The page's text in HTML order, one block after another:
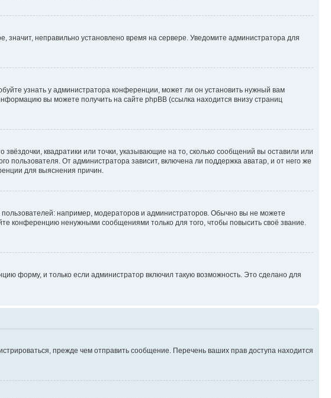
значит, неправильно установлено время на сервере. Уведомите администратора для
узнать у администратора конференции, может ли он установить нужный вам
вы можете получить на сайте phpBB (ссылка находится внизу страниц
квадратики или точки, указывающие на то, сколько сообщений вы оставили или
пользователя. От администратора зависит, включена ли поддержка аватар, и от него же
для выяснения причин.
например, модераторов и администраторов. Обычно вы не можете
конференцию ненужными сообщениями только для того, чтобы повысить своё звание.
форму, и только если администратор включил такую возможность. Это сделано для
прежде чем отправить сообщение. Перечень ваших прав доступа находится